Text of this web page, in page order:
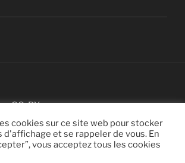
CC-BY
cookies sur ce site web pour stocker
et se rappeler de vous. En
vous acceptez tous les cookies